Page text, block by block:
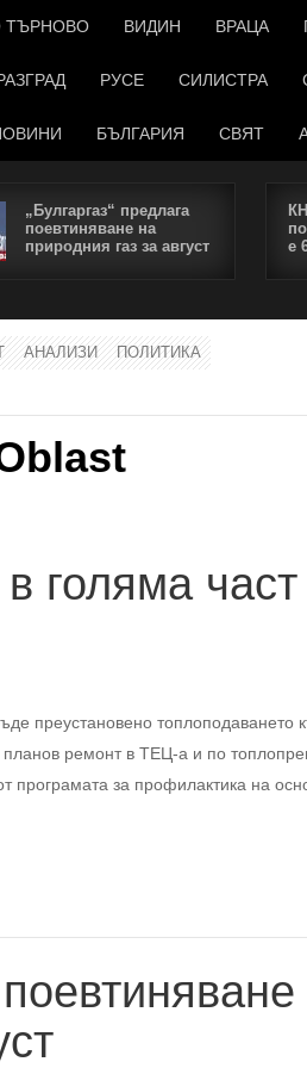
ТЪРНОВО ВИДИН ВРАЦА
РУСЕ СИЛИСТРА
БЪЛГАРИЯ СВЯТ
„Булгаргаз“ предлага
поевтиняване на
природния газ за август
е
АНАЛИЗИ ПОЛИТИКА
голяма част
преустановено топлоподаването
ремонт в ТЕЦ-а и по
програмата за профилактика на